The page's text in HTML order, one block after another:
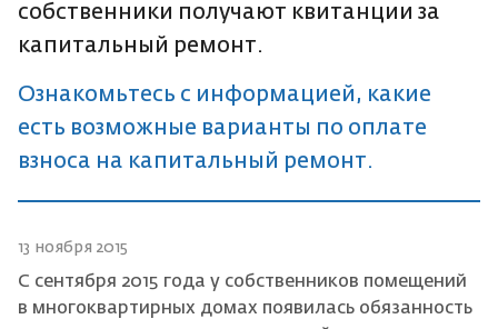
собственники получают квитанции за
капитальный ремонт.
Ознакомьтесь с информацией, какие
есть возможные варианты по оплате
взноса на капитальный ремонт.
13 ноября 2015
С сентября 2015 года у собственников помещений
в многоквартирных домах появилась обязанность